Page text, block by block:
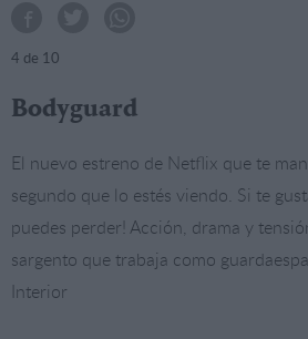
4 de 10
Bodyguard
El nuevo estreno de Netflix que te
segundo que lo estés viendo. Si te
puedes perder! Acción, drama y
sargento que trabaja como
Interior